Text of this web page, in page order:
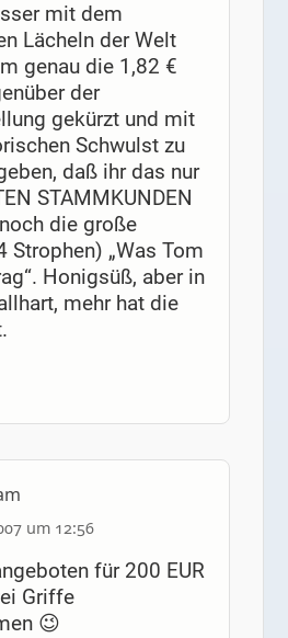
mit dem
Lächeln der Welt
genau die 1,82 €
der
gekürzt und mit
Schwulst zu
daß ihr das nur
STAMMKUNDEN
die große
Strophen) „Was Tom
Honigsüß, aber in
mehr hat die
um 12:56
für 200 EUR
Griffe
😉